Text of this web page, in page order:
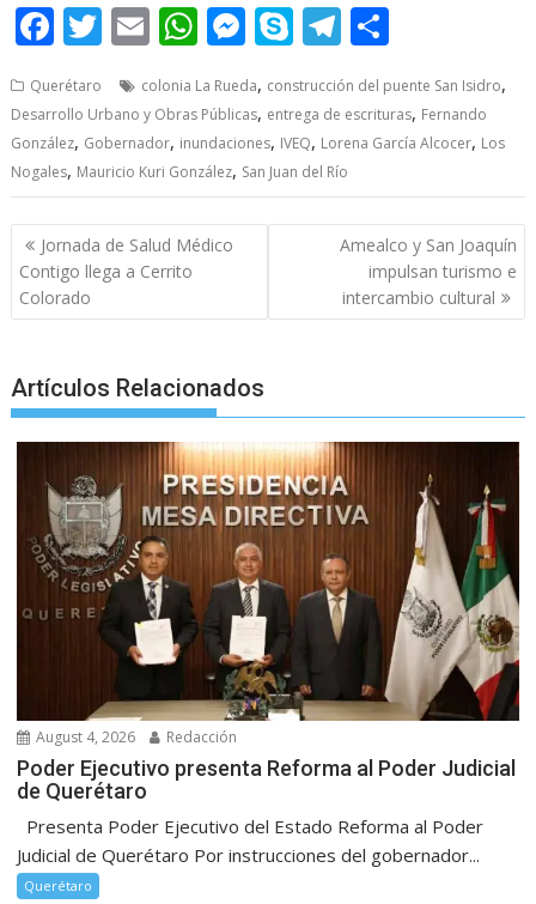
F
e
b
o
o
k
T
itt
er
E
ai
l
W
at
s
A
p
p
M
ss
e
n
g
S
y
p
e
T
e
gr
a
m
ar
e
Querétaro colonia La Rueda, construcción del puente San Isidro,
Desarrollo Urbano y Obras Públicas, entrega de escrituras, Fernando
González, Gobernador, inundaciones, IVEQ, Lorena García Alcocer, Los
Nogales, Mauricio Kuri González, San Juan del Río
Post
navigation
Jornada de Salud Médico
Contigo llega a Cerrito
Colorado
Amealco y San Joaquín
impulsan turismo e
intercambio cultural
Artículos Relacionados
August 4, 2026 Redacción
Poder Ejecutivo presenta Reforma al Poder Judicial
de Querétaro
Presenta Poder Ejecutivo del Estado Reforma al Poder
Judicial de Querétaro Por instrucciones del gobernador...
Querétaro